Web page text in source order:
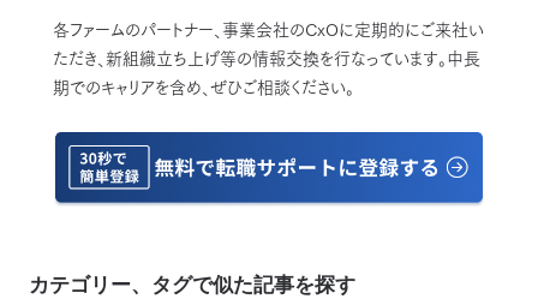
各ファームのパートナー、事業会社のCxOに定期的にご来社い
ただき、新組織立ち上げ等の情報交換を行なっています。中長
期でのキャリアを含め、ぜひご相談ください。
カテゴリー、タグで似た記事を探す